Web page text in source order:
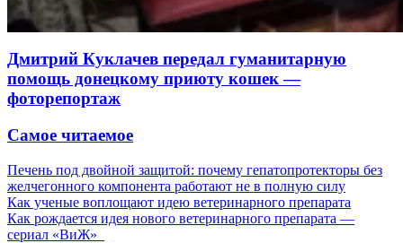
Дмитрий Куклачев передал гуманитарную
помощь донецкому приюту кошек —
фоторепортаж
Самое читаемое
Печень под двойной защитой: почему гепатопротекторы без
желчегонного компонента работают не в полную силу
Как ученые воплощают идею ветеринарного препарата
Как рождается идея нового ветеринарного препарата —
сериал «ВиЖ»